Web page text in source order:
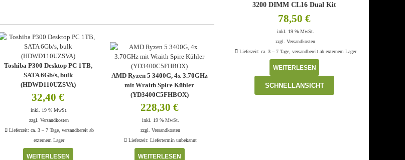
Toshiba P300 Desktop PC 1TB,
SATA 6Gb/s, bulk
(HDWD110UZSVA)
32,40€
inkl. 19 % MwSt.
zzgl.Versandkosten
Lieferzeit: ca. 3 – 7 Tage, versandbereit ab
externem Lager
WEITERLESEN
AMD Ryzen 5 3400G, 4x 3.70GHz
mit Wraith Spire Kühler
(YD3400C5FHBOX)
228,30 €
inkl. 19 % MwSt.
zzgl.Versandkosten
Lieferzeit:Liefertermin unbekannt
WEITERLESEN
3200 DIMM CL16 Dual Kit
78,50€
inkl. 19 % MwSt.
zzgl.Versandkosten
Lieferzeit: ca. 3 – 7 Tage, versandbereit ab externem Lager
WEITERLESEN
SCHNELLANSICHT